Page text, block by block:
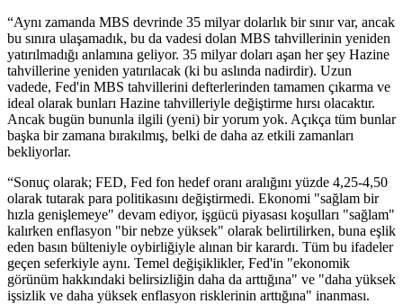
“Aynı zamanda MBS devrinde 35 milyar dolarlık bir sınır var, ancak
bu sınıra ulaşamadık, bu da vadesi dolan MBS tahvillerinin yeniden
yatırılmadığı anlamına geliyor. 35 milyar doları aşan her şey Hazine
tahvillerine yeniden yatırılacak (ki bu aslında nadirdir). Uzun
vadede, Fed'in MBS tahvillerini defterlerinden tamamen çıkarma ve
ideal olarak bunları Hazine tahvilleriyle değiştirme hırsı olacaktır.
Ancak bugün bununla ilgili (yeni) bir yorum yok. Açıkça tüm bunlar
başka bir zamana bırakılmış, belki de daha az etkili zamanları
bekliyorlar.
“Sonuç olarak; FED, Fed fon hedef oranı aralığını yüzde 4,25-4,50
olarak tutarak para politikasını değiştirmedi. Ekonomi "sağlam bir
hızla genişlemeye" devam ediyor, işgücü piyasası koşulları "sağlam"
kalırken enflasyon "bir nebze yüksek" olarak belirtilirken, buna eşlik
eden basın bülteniyle oybirliğiyle alınan bir karardı. Tüm bu ifadeler
geçen seferkiyle aynı. Temel değişiklikler, Fed'in "ekonomik
görünüm hakkındaki belirsizliğin daha da arttığına" ve "daha yüksek
işsizlik ve daha yüksek enflasyon risklerinin arttığına" inanması.